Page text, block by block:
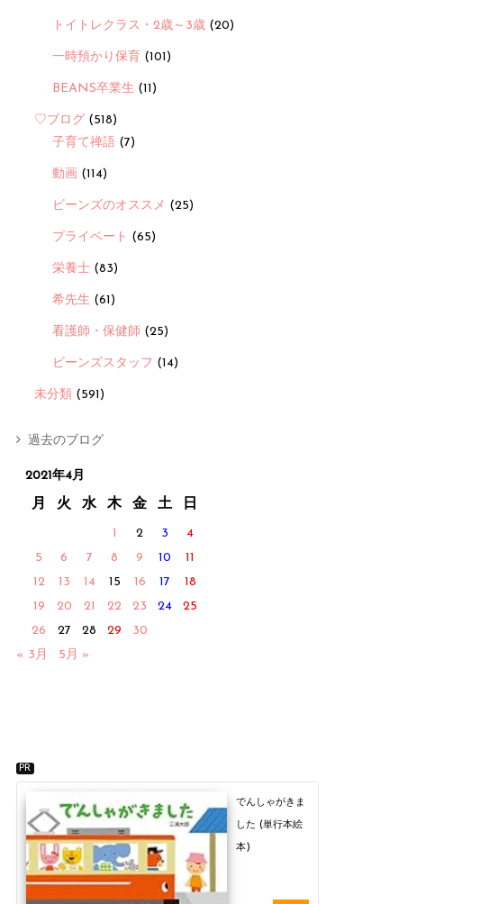
トイトレクラス・2歳～3歳 (20)
一時預かり保育 (101)
BEANS卒業生 (11)
♡ブログ (518)
子育て禅語 (7)
動画 (114)
ビーンズのオススメ (25)
プライベート (65)
栄養士 (83)
希先生 (61)
看護師・保健師 (25)
ビーンズスタッフ (14)
未分類 (591)
過去のブログ
2021年4月
月 火 水 木 金 土 日
1 2 3
4
5
6 7 8 9 10
11
12
13 14 15 16 17
18
19
20 21 22 23 24
25
26
27 28 29
30
« 3月
5月 »
PR
でんしゃがきま
した (単行本絵
本)